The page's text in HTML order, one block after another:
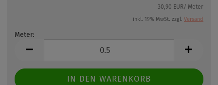
30,90 EUR/ Meter
inkl. 19% MwSt. zzgl. Versand
Meter: